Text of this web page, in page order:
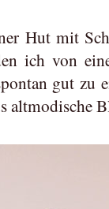
Hut mit
ich von
gut zu
altmodische